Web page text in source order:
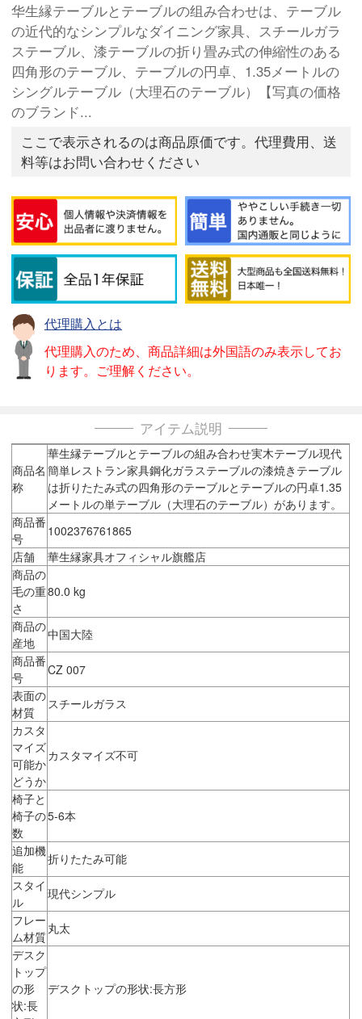
华生縁テーブルとテーブルの组み合わせは、テーブル
の近代的なシンプルなダイニング家具、スチールガラ
ステーブル、漆テーブルの折り畳み式の伸縮性のある
四角形のテーブル、テーブルの円卓、1.35メートルの
シングルテーブル（大理石のテーブル）【写真の価格
のブランド...
ここで表示されるのは商品原価です。代理費用、送
料等はお問い合わせください
代理購入とは
代理購入のため、商品詳細は外国語のみ表示してお
ります。ご理解ください。
アイテム説明
商品名
称
華生縁テーブルとテーブルの組み合わせ実木テーブル現代
簡単レストラン家具鋼化ガラステーブルの漆焼きテーブル
は折りたたみ式の四角形のテーブルとテーブルの円卓1.35
メートルの単テーブル（大理石のテーブル）があります。
商品番
号
1002376761865
店舗
華生縁家具オフィシャル旗艦店
商品の
毛の重
さ
80.0 kg
商品の
産地
中国大陸
商品番
号
CZ 007
表面の
材質
スチールガラス
カスタ
マイズ
可能か
どうか
カスタマイズ不可
椅子と
椅子の
数
5-6本
追加機
能
折りたたみ可能
スタイ
ル
現代シンプル
フレー
ム材質
丸太
デスク
トップ
の形
状:長
デスクトップの形状:長方形